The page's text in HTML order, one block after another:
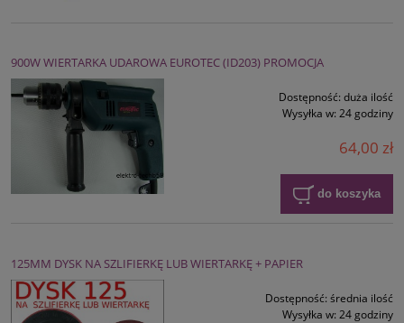
900W WIERTARKA UDAROWA EUROTEC (ID203) PROMOCJA
Dostępność: duża ilość
Wysyłka w: 24 godziny
64,00 zł
do koszyka
125MM DYSK NA SZLIFIERKĘ LUB WIERTARKĘ + PAPIER
Dostępność: średnia ilość
Wysyłka w: 24 godziny